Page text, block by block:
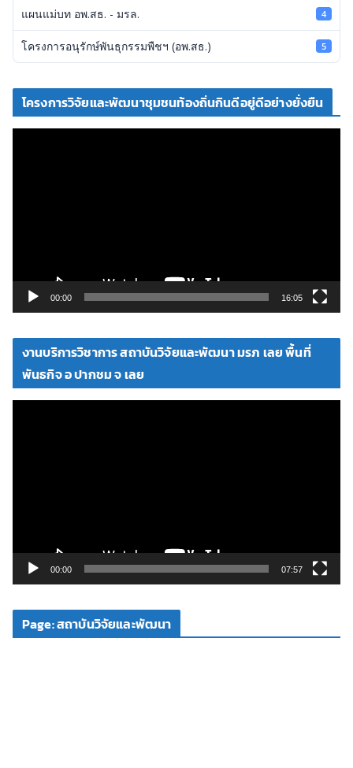
แผนแม่บท อพ.สธ. - มรล. 4
โครงการอนุรักษ์พันธุกรรมพืชฯ (อพ.สธ.) 5
โครงการวิจัยและพัฒนาชุมชนท้องถิ่นกินดีอยู่ดีอย่างยั่งยืน
ดี
00:00 16:05
งานบริการวิชาการ สถาบันวิจัยและพัฒนา มรภ เลย พื้นที่
พันธกิจ อ ปากชม จ เลย
ดี
00:00 07:57
Page: สถาบันวิจัยและพัฒนา